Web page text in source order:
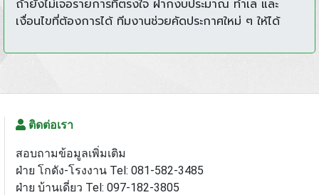
ถ้ายังไม่เจอรายการที่ตรงใจ ฝากงบประมาณ ทำเล และ
เงื่อนไขที่ต้องการได้ ทีมงานช่วยคัดประกาศใหม่ ๆ ให้ได้
ติดต่อเรา
สอบถามข้อมูลเพิ่มเติม
ฝ่าย โกดัง-โรงงาน Tel: 081-582-3485
ฝ่าย บ้านเดี่ยว Tel: 097-182-3805